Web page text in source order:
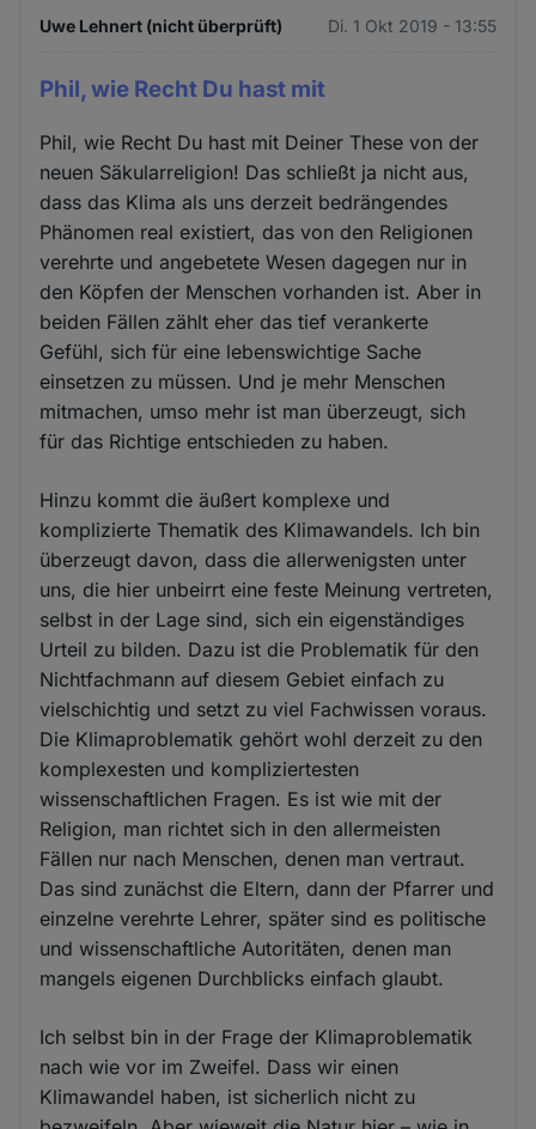
Uwe Lehnert (nicht überprüft) Di. 1 Okt 2019 - 13:55
Phil, wie Recht Du hast mit
Phil, wie Recht Du hast mit Deiner These von der
neuen Säkularreligion! Das schließt ja nicht aus,
dass das Klima als uns derzeit bedrängendes
Phänomen real existiert, das von den Religionen
verehrte und angebetete Wesen dagegen nur in
den Köpfen der Menschen vorhanden ist. Aber in
beiden Fällen zählt eher das tief verankerte
Gefühl, sich für eine lebenswichtige Sache
einsetzen zu müssen. Und je mehr Menschen
mitmachen, umso mehr ist man überzeugt, sich
für das Richtige entschieden zu haben.
Hinzu kommt die äußert komplexe und
komplizierte Thematik des Klimawandels. Ich bin
überzeugt davon, dass die allerwenigsten unter
uns, die hier unbeirrt eine feste Meinung vertreten,
selbst in der Lage sind, sich ein eigenständiges
Urteil zu bilden. Dazu ist die Problematik für den
Nichtfachmann auf diesem Gebiet einfach zu
vielschichtig und setzt zu viel Fachwissen voraus.
Die Klimaproblematik gehört wohl derzeit zu den
komplexesten und kompliziertesten
wissenschaftlichen Fragen. Es ist wie mit der
Religion, man richtet sich in den allermeisten
Fällen nur nach Menschen, denen man vertraut.
Das sind zunächst die Eltern, dann der Pfarrer und
einzelne verehrte Lehrer, später sind es politische
und wissenschaftliche Autoritäten, denen man
mangels eigenen Durchblicks einfach glaubt.
Ich selbst bin in der Frage der Klimaproblematik
nach wie vor im Zweifel. Dass wir einen
Klimawandel haben, ist sicherlich nicht zu